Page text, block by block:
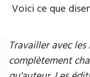
Voici ce que
Travailler avec
complètement